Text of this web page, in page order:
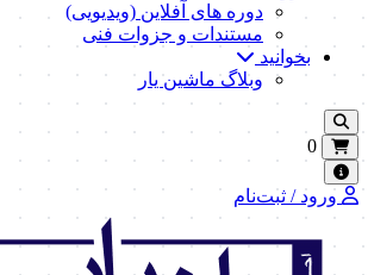
دوره های آفلاین (ویدیویی)
مستندات و جزوات فنی
بخوانید
وبلاگ ماشین یار
0
ورود / ثبت‌نام